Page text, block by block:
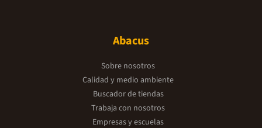
Abacus
Sobre nosotros
Calidad y medio ambiente
Buscador de tiendas
Trabaja con nosotros
Empresas y escuelas